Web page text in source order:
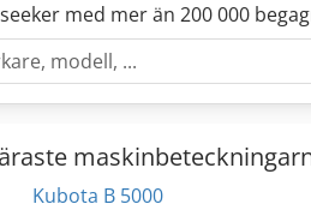
med mer än 200 000
Kubota B 5000